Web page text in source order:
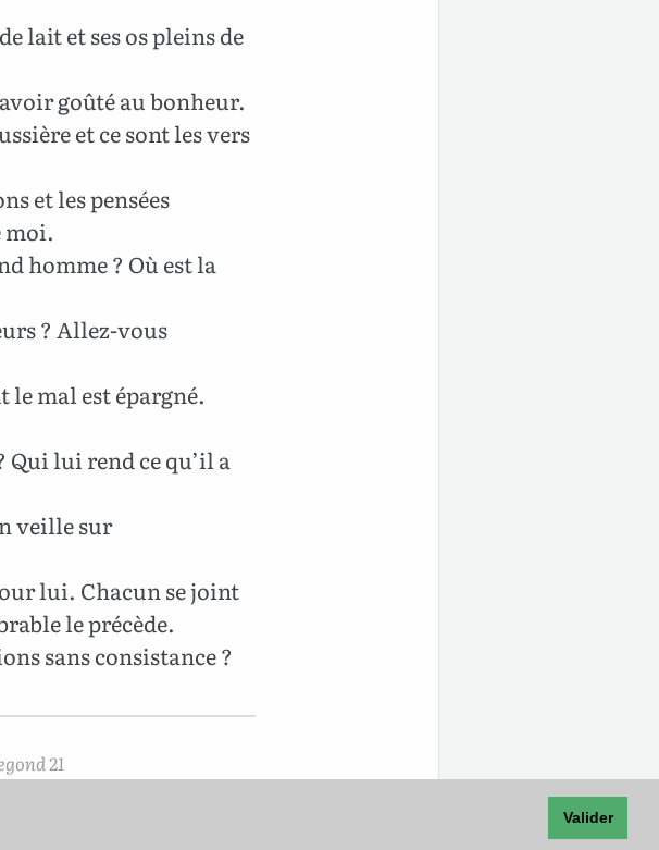
Valider
lait et ses os pleins de
goûté au bonheur.
et ce sont les vers
et les pensées
moi.
homme ? Où est la
? Allez-vous
mal est épargné.
Qui lui rend ce qu’il a
veille sur
lui. Chacun se joint
le précède.
sans consistance ?
21
droits réservés.